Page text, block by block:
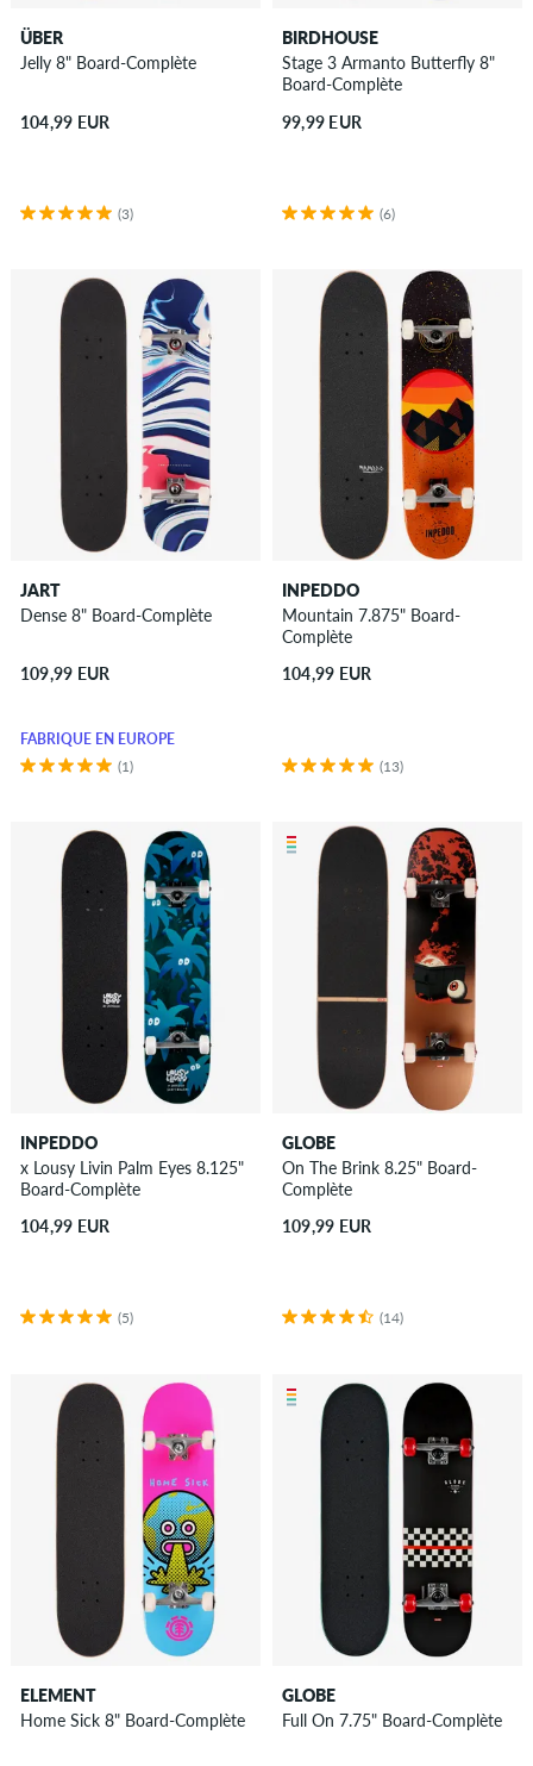
ÜBER
Jelly 8" Board-Complète
104,99 EUR
(3)
BIRDHOUSE
Stage 3 Armanto Butterfly 8"
Board-Complète
99,99 EUR
(6)
JART
Dense 8" Board-Complète
109,99 EUR
FABRIQUÉ EN EUROPE
(1)
INPEDDO
Mountain 7.875" Board-
Complète
104,99 EUR
(13)
INPEDDO
x Lousy Livin Palm Eyes 8.125"
Board-Complète
104,99 EUR
(5)
GLOBE
On The Brink 8.25" Board-
Complète
109,99 EUR
(14)
ELEMENT
Home Sick 8" Board-Complète
GLOBE
Full On 7.75" Board-Complète